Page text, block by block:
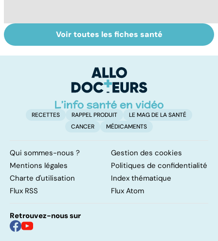
Tout savoir sur
les infections
Inflammation des
amygdales : que
d'angine ?
Voir toutes les fiches santé
RECETTES RAPPEL PRODUIT
LE MAG DE LA SANTÉ
CANCER
MÉDICAMENTS
Qui sommes-nous ?
Gestion des cookies
Mentions légales
Politiques de confidentialité
Charte d'utilisation
Index thématique
Flux RSS
Flux Atom
Retrouvez-nous sur